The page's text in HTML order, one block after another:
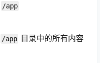
/app
/app
目录中的所有内容